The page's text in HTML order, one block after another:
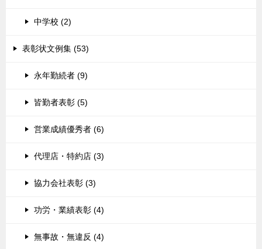
中学校 (2)
表彰状文例集 (53)
永年勤続者 (9)
皆勤者表彰 (5)
営業成績優秀者 (6)
代理店・特約店 (3)
協力会社表彰 (3)
功労・業績表彰 (4)
無事故・無違反 (4)